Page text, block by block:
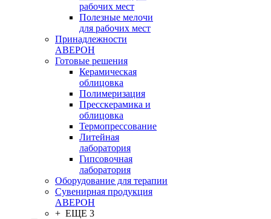
рабочих мест
Полезные мелочи
для рабочих мест
Принадлежности
АВЕРОН
Готовые решения
Керамическая
облицовка
Полимеризация
Пресскерамика и
облицовка
Термопрессование
Литейная
лаборатория
Гипсовочная
лаборатория
Оборудование для терапии
Сувенирная продукция
АВЕРОН
+ ЕЩЕ 3